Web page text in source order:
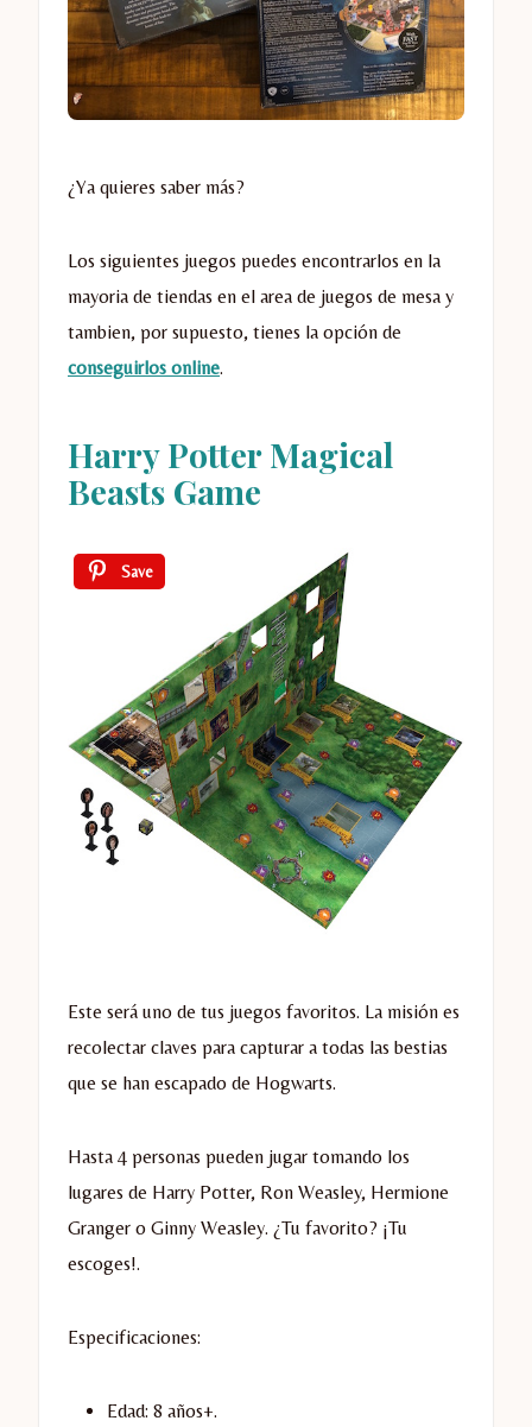
¿Ya quieres saber más?
Los siguientes juegos puedes encontrarlos en la
mayoria de tiendas en el area de juegos de mesa y
tambien, por supuesto, tienes la opción de
conseguirlos online.
Harry Potter Magical
Beasts Game
Save
Este será uno de tus juegos favoritos. La misión es
recolectar claves para capturar a todas las bestias
que se han escapado de Hogwarts.
Hasta 4 personas pueden jugar tomando los
lugares de Harry Potter, Ron Weasley, Hermione
Granger o Ginny Weasley. ¿Tu favorito? ¡Tu
escoges!.
Especificaciones:
Edad: 8 años+.